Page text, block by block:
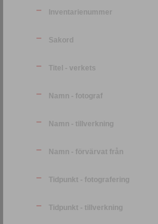
Inventarienummer
Sakord
Titel - verkets
Namn - fotograf
Namn - tillverkning
Namn - förvärvat från
Tidpunkt - fotografering
Tidpunkt - tillverkning